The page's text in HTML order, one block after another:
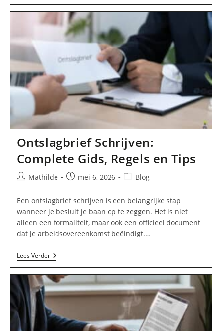
Je
Correct
Je
Opzegt
Ontslagbrief Schrijven:
Complete Gids, Regels en Tips
BerichtMathilde
Bericht
op:
mei 6, 2026 Berichtcategorie:
Blog
Een ontslagbrief schrijven is een belangrijke stap
wanneer je besluit je baan op te zeggen. Het is niet
alleen een formaliteit, maar ook een officieel document
dat je arbeidsovereenkomst beëindigt.…
Lees VerderOntslagbrief
Schrijven:
Gids,
Regels
En